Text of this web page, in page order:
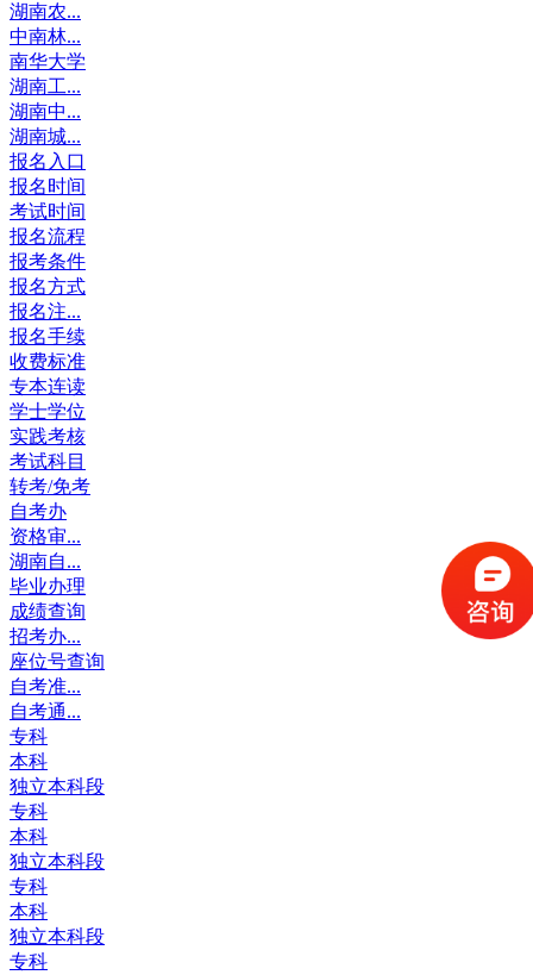
湖南农...
中南林...
南华大学
湖南工...
湖南中...
湖南城...
报名入口
报名时间
考试时间
报名流程
报考条件
报名方式
报名注...
报名手续
收费标准
专本连读
学士学位
实践考核
考试科目
转考/免考
自考办
资格审...
湖南自...
毕业办理
成绩查询
招考办...
座位号查询
自考准...
自考通...
专科
本科
独立本科段
专科
本科
独立本科段
专科
本科
独立本科段
专科